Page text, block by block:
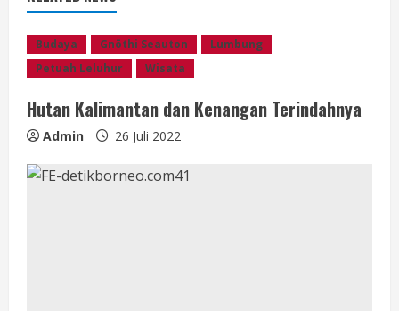
R
e
a
d
i
Budaya Gnōthi Seauton
Lumbung
Petuah Leluhur
Wisata
Hutan Kalimantan dan Kenangan Terindahnya
Admin 26 Juli 2022